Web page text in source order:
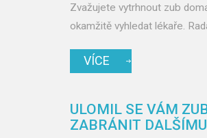
Zvažujete vytrhnout zub
okamžitě vyhledat lékaře.
VÍCE
ULOMIL SE VÁM
ZABRÁNIT